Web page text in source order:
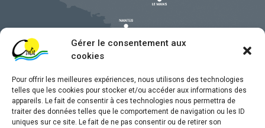
Gérer le consentement aux
cookies
Pour offrir les meilleures expériences, nous utilisons des technologies
telles que les cookies pour stocker et/ou accéder aux informations des
appareils. Le fait de consentir à ces technologies nous permettra de
traiter des données telles que le comportement de navigation ou les ID
uniques sur ce site. Le fait de ne pas consentir ou de retirer son